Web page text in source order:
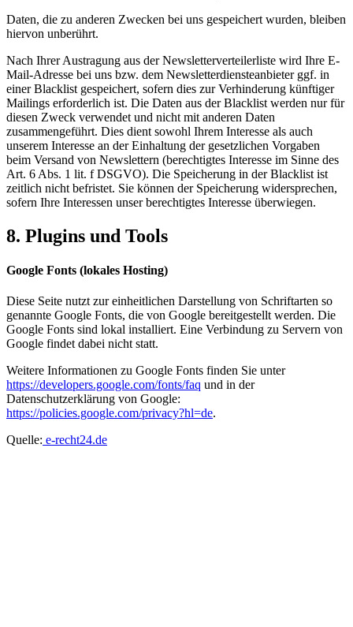
Daten, die zu anderen Zwecken bei uns gespeichert wurden, bleiben
hiervon unberührt.
Nach Ihrer Austragung aus der Newsletterverteilerliste wird Ihre E-
Mail-Adresse bei uns bzw. dem Newsletterdiensteanbieter ggf. in
einer Blacklist gespeichert, sofern dies zur Verhinderung künftiger
Mailings erforderlich ist. Die Daten aus der Blacklist werden nur für
diesen Zweck verwendet und nicht mit anderen Daten
zusammengeführt. Dies dient sowohl Ihrem Interesse als auch
unserem Interesse an der Einhaltung der gesetzlichen Vorgaben
beim Versand von Newslettern (berechtigtes Interesse im Sinne des
Art. 6 Abs. 1 lit. f DSGVO). Die Speicherung in der Blacklist ist
zeitlich nicht befristet. Sie können der Speicherung widersprechen,
sofern Ihre Interessen unser berechtigtes Interesse überwiegen.
8. Plugins und Tools
Google Fonts (lokales Hosting)
Diese Seite nutzt zur einheitlichen Darstellung von Schriftarten so
genannte Google Fonts, die von Google bereitgestellt werden. Die
Google Fonts sind lokal installiert. Eine Verbindung zu Servern von
Google findet dabei nicht statt.
Weitere Informationen zu Google Fonts finden Sie unter
https://developers.google.com/fonts/faq und in der
Datenschutzerklärung von Google:
https://policies.google.com/privacy?hl=de.
Quelle: e-recht24.de